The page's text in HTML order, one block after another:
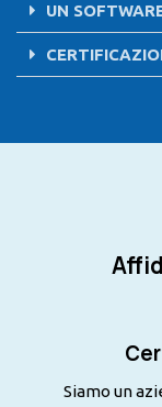
UN
Siamo un